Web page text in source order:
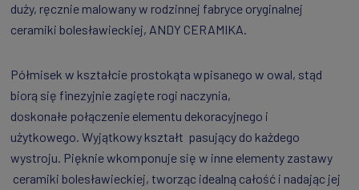
duży, ręcznie malowany w rodzinnej fabryce oryginalnej
ceramiki bolesławieckiej, ANDY CERAMIKA.
Półmisek w kształcie prostokąta wpisanego w owal, stąd
biorą się finezyjnie zagięte rogi naczynia,
doskonałe połączenie elementu dekoracyjnego i
użytkowego. Wyjątkowy kształt pasujący do każdego
wystroju. Pięknie wkomponuje się w inne elementy zastawy
ceramiki bolesławieckiej, tworząc idealną całość i nadając jej